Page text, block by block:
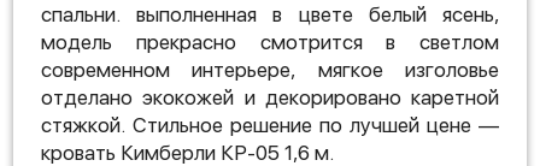
спальни. выполненная в цвете белый ясень,
модель прекрасно смотрится в светлом
современном интерьере, мягкое изголовье
отделано экокожей и декорировано каретной
стяжкой. Стильное решение по лучшей цене —
кровать Кимберли КР-05 1,6 м.